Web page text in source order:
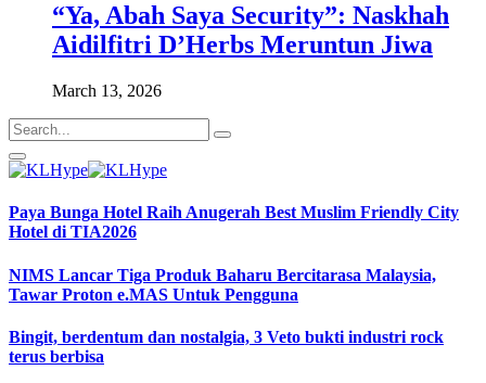
“Ya, Abah Saya Security”: Naskhah
Aidilfitri D’Herbs Meruntun Jiwa
March 13, 2026
Paya Bunga Hotel Raih Anugerah Best Muslim Friendly City
Hotel di TIA2026
NIMS Lancar Tiga Produk Baharu Bercitarasa Malaysia,
Tawar Proton e.MAS Untuk Pengguna
Bingit, berdentum dan nostalgia, 3 Veto bukti industri rock
terus berbisa